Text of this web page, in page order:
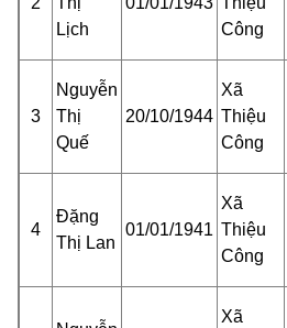
Lịch
Công
3
Nguyễn
Thị
Quế
20/10/1944
Xã
Thiệu
Công
4
Đặng
Thị Lan
01/01/1941
Xã
Thiệu
Công
Xã